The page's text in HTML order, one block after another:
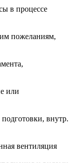
в процессе
пожеланиям,
или
внутр.
вентиляция